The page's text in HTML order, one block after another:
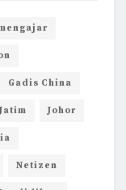
Gadis China
Jatim Johor
Netizen